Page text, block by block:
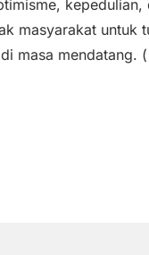
masyarakat
masa mendatang. (